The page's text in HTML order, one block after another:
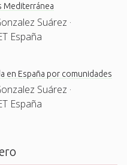
Mediterránea
Suárez ·
España
en España por comunidades
Suárez ·
España